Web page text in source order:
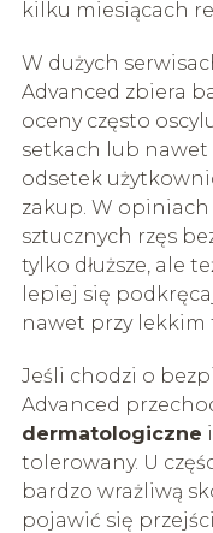
kilku miesiącach
W dużych
Advanced zbiera
oceny często
setkach lub nawet
odsetek
zakup. W
sztucznych rzęs
tylko dłuższe, ale
lepiej się
nawet przy lekkim
Jeśli chodzi o
Advanced
dermatologiczne
tolerowany. U
bardzo wrażliwą
pojawić się